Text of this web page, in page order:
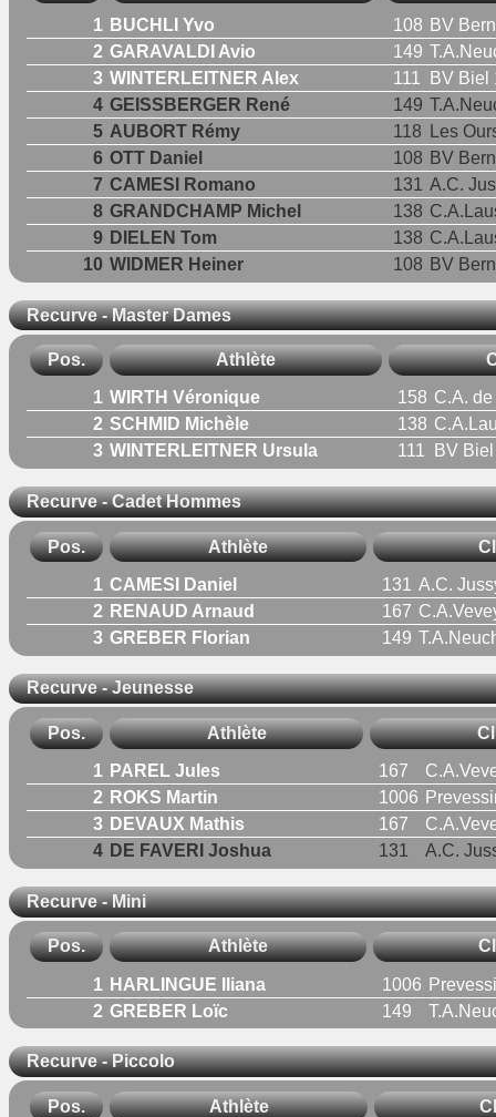
1 BUCHLI Yvo 108 BV
2 GARAVALDI Avio 149
3 WINTERLEITNER Alex 111
BV Biel
4 GEISSBERGER René 149
5 AUBORT Rémy 118
Les
6 OTT Daniel 108 BV
7 CAMESI Romano 131
A.C.
8 GRANDCHAMP Michel 138
9 DIELEN Tom 138
10 WIDMER Heiner 108 BV
Recurve - Master Dames
Pos. Athlète
1 WIRTH Véronique 158 C.A.
2 SCHMID Michèle 138
3 WINTERLEITNER Ursula 111 BV
Recurve - Cadet Hommes
Pos. Athlète
1 CAMESI Daniel 131
A.C.
2 RENAUD Arnaud 167
3 GREBER Florian 149
Recurve - Jeunesse
Pos. Athlète
1 PAREL Jules 167
2 ROKS Martin 1006
3 DEVAUX Mathis 167
4 DE FAVERI Joshua 131 A.C.
Recurve - Mini
Pos. Athlète
1 HARLINGUE Iliana 1006
2 GREBER Loïc 149
Recurve - Piccolo
Pos. Athlète